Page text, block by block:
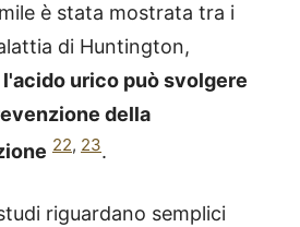
è stata mostrata tra i
di Huntington,
l'acido urico può svolgere
della
22, 23.
riguardano semplici